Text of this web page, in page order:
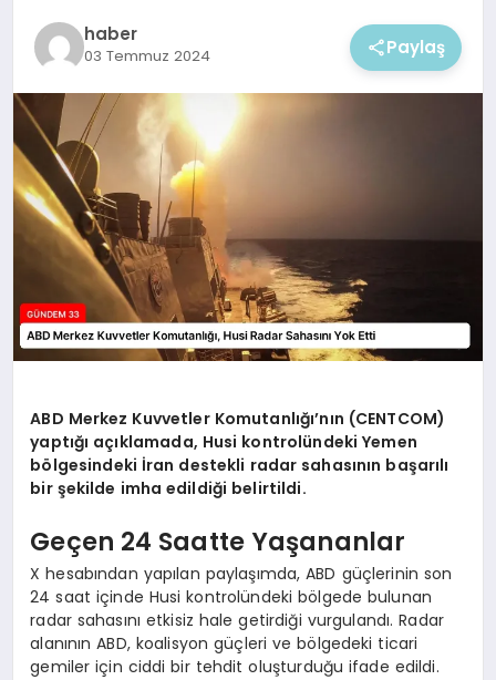
haber
03 Temmuz 2024 Paylaş
ABD Merkez Kuvvetler Komutanlığı’nın (CENTCOM)
yaptığı açıklamada, Husi kontrolündeki Yemen
bölgesindeki İran destekli radar sahasının başarılı
bir şekilde imha edildiği belirtildi.
Geçen 24 Saatte Yaşananlar
X hesabından yapılan paylaşımda, ABD güçlerinin son
24 saat içinde Husi kontrolündeki bölgede bulunan
radar sahasını etkisiz hale getirdiği vurgulandı. Radar
alanının ABD, koalisyon güçleri ve bölgedeki ticari
gemiler için ciddi bir tehdit oluşturduğu ifade edildi.